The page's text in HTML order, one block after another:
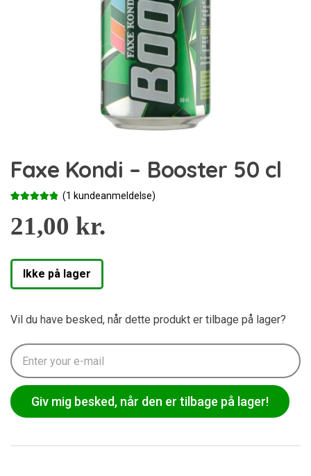
Faxe Kondi – Booster 50 cl
som5.00
ud af 5
baseret på
(1 kundeanmeldelse)
21,00 kr.
Ikke på lager
Vil du have besked, når dette produkt er tilbage på lager?
Giv mig besked, når den er tilbage på lager!